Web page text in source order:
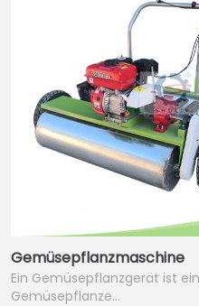
Gemüsepflanzmaschine
Ein Gemüsepflanzgerät ist
Gemüsepflanze…